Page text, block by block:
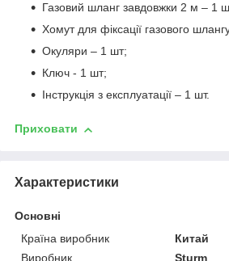
Газовий шланг завдовжки 2 м – 1
Хомут для фіксації газового
Окуляри – 1 шт;
Ключ - 1 шт;
Інструкція з експлуатації – 1 шт.
Приховати
Характеристики
Основні
Країна виробник
Китай
Виробник
Sturm